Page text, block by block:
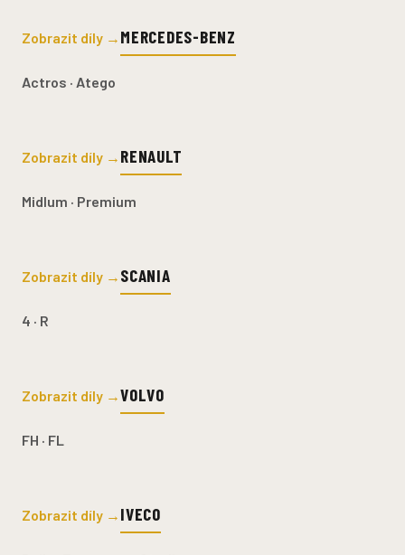
Zobrazit díly → MERCEDES-BENZ
Actros · Atego
Zobrazit díly → RENAULT
Midlum · Premium
Zobrazit díly → SCANIA
4 · R
Zobrazit díly →VOLVO
FH · FL
Zobrazit díly → IVECO